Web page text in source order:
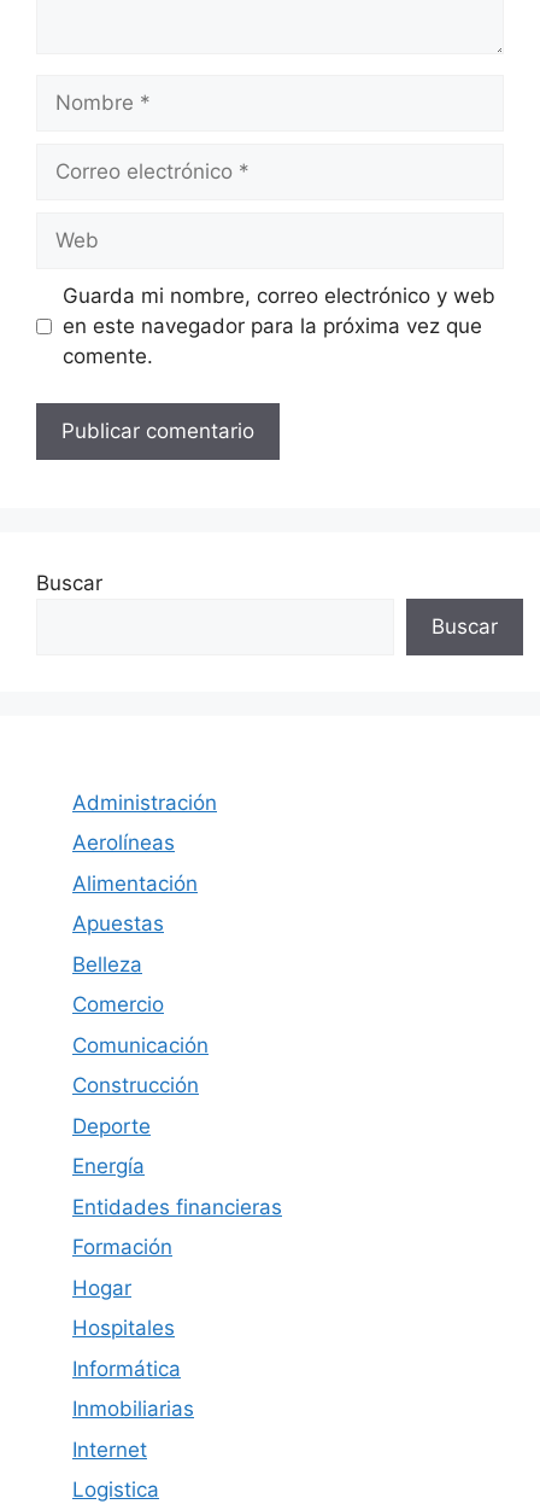
Nombre
Correo
Web
Guarda mi nombre, correo electrónico y web
en este navegador para la próxima vez que
comente.
Buscar
Buscar
Administración
Aerolíneas
Alimentación
Apuestas
Belleza
Comercio
Comunicación
Construcción
Deporte
Energía
Entidades financieras
Formación
Hogar
Hospitales
Informática
Inmobiliarias
Internet
Logistica